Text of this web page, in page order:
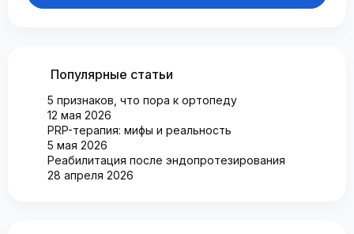
Популярные статьи
5 признаков, что пора к ортопеду
12 мая 2026
PRP-терапия: мифы и реальность
5 мая 2026
Реабилитация после эндопротезирования
28 апреля 2026